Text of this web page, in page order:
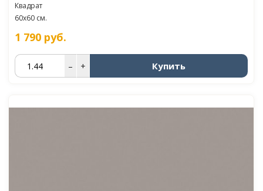
Квадрат
60x60 см.
1 790 руб.
– + Купить